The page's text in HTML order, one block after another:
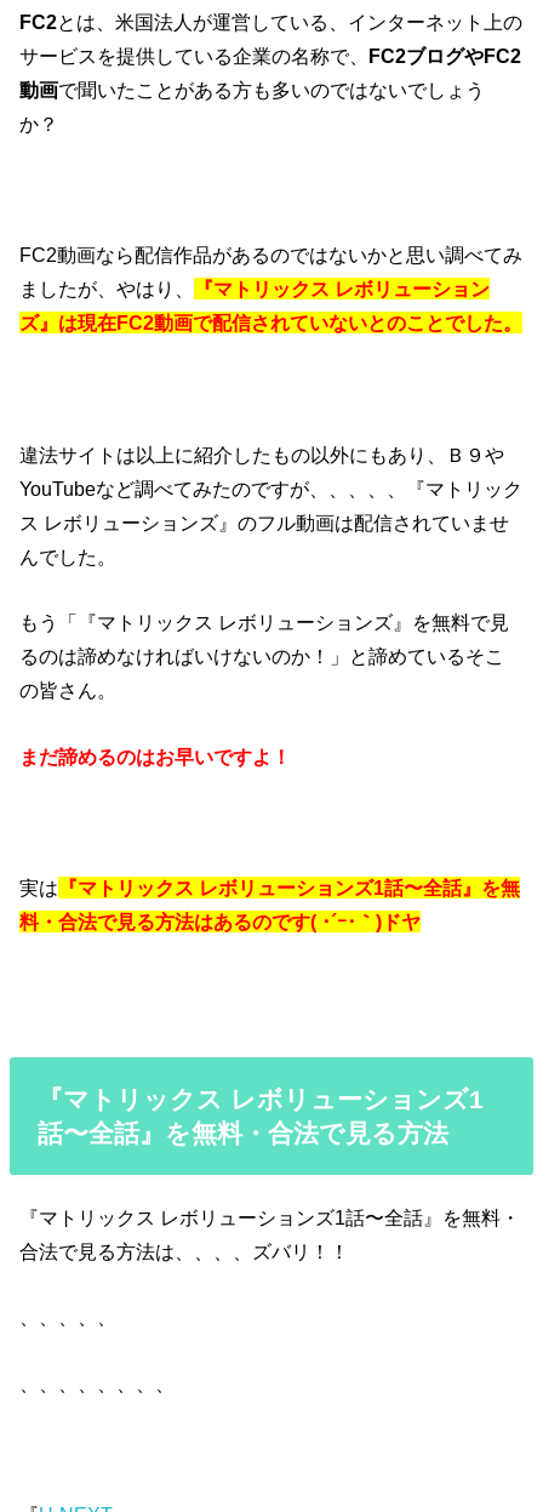
FC2 とは、米国法人が運営している、インターネット上の
サービスを提供している企業の名称で、 FC2ブログやFC2
動画で聞いたことがある方も多いのではないでしょう
か？
FC2動画なら配信作品があるのではないかと思い調べてみ
ましたが、やはり、
『マトリックス レボリューション
ズ』は現在FC2動画で配信されていないとのことでした。
違法サイトは以上に紹介したもの以外にもあり、Ｂ９や
YouTubeなど調べてみたのですが、、、、、
『マトリック
ス レボリューションズ』のフル動画は配信されていませ
んでした。
もう「
『マトリックス レボリューションズ』を無料で見
るのは諦めなければいけないのか！」 と諦めているそこ
の皆さん。
まだ諦めるのはお早いですよ！
実は 『マトリックス レボリューションズ1話〜全話』を無
料・合法で見る方法はあるのです( ･´ｰ･｀)ドヤ
『マトリックス レボリューションズ1
話〜全話』を無料・合法で見る方法
『マトリックス レボリューションズ1話〜全話』を無料・
合法で見る方法は、、、、ズバリ！！